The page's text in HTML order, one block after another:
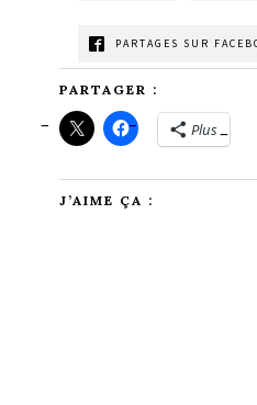
PARTAGES SUR
PARTAGER :
Plus
J’AIME ÇA :